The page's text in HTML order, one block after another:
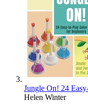
Jungle On! 24
Helen Winter